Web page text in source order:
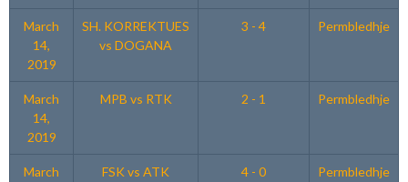
March
14,
2019
SH. KORREKTUES
vs DOGANA
3 - 4 Permbledhje
March
14,
2019
MPB vs RTK 2 - 1 Permbledhje
March
FSK vs ATK 4 - 0 Permbledhje